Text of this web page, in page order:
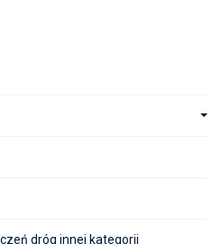
dróg innej kategorii